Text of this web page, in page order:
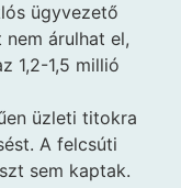
ügyvezető
árulhat el,
1,2-1,5 millió
üzleti titokra
A felcsúti
sem kaptak.